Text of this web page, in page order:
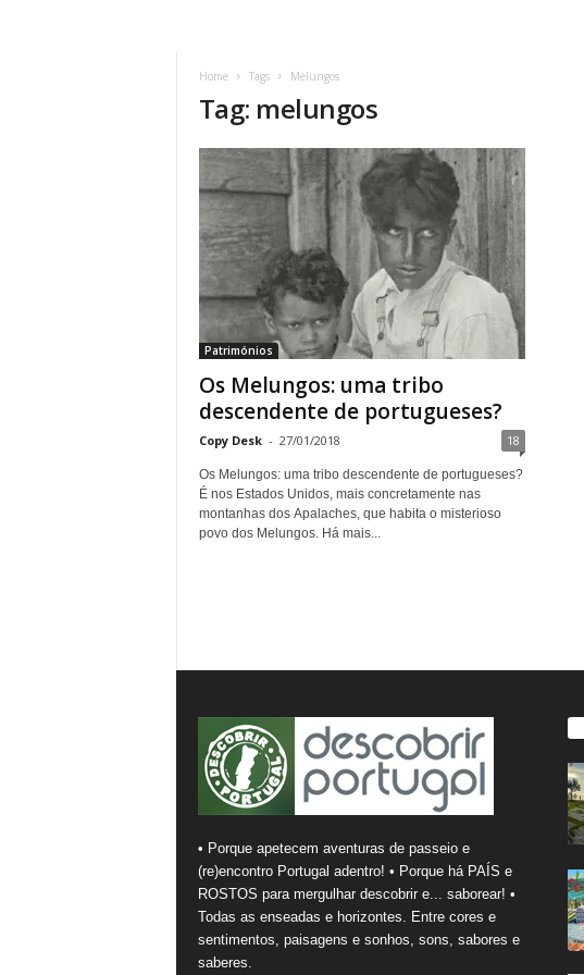
Home Tags Melungos
Tag: melungos
Patrimónios
Os Melungos: uma tribo
descendente de portugueses?
Copy Desk - 27/01/2018 18
Os Melungos: uma tribo descendente de portugueses?
É nos Estados Unidos, mais concretamente nas
montanhas dos Apalaches, que habita o misterioso
povo dos Melungos. Há mais...
• Porque apetecem aventuras de passeio e
(re)encontro Portugal adentro! • Porque há PAÍS e
ROSTOS para mergulhar descobrir e... saborear! •
Todas as enseadas e horizontes. Entre cores e
sentimentos, paisagens e sonhos, sons, sabores e
saberes.